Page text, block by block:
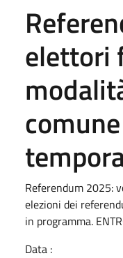
elettori
Referendum 2025:
elezioni dei
in programma.
Data :